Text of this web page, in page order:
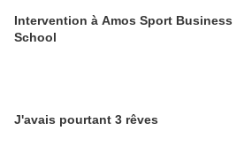
Intervention à Amos Sport Business
School
J'avais pourtant 3 rêves